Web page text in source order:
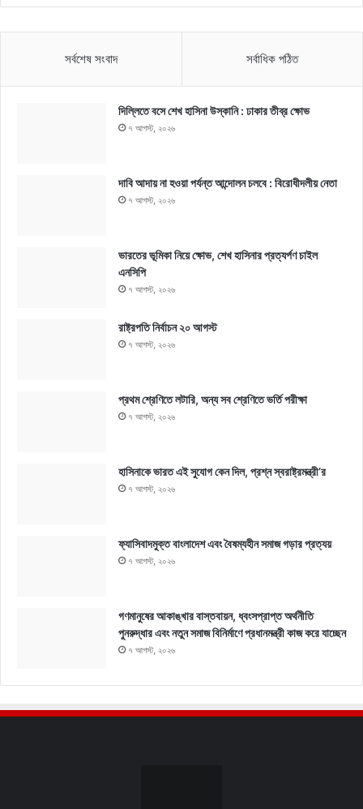
সর্বশেষ সংবাদ সর্বাধিক পঠিত
দিল্লিতে বসে শেখ হাসিনা উস্কানি : ঢাকার তীব্র ক্ষোভ
৭ আগস্ট, ২০২৬
দাবি আদায় না হওয়া পর্যন্ত আন্দোলন চলবে : বিরোধীদলীয় নেতা
৭ আগস্ট, ২০২৬
ভারতের ভূমিকা নিয়ে ক্ষোভ, শেখ হাসিনার প্রত্যর্পণ চাইল
এনসিপি
৭ আগস্ট, ২০২৬
রাষ্ট্রপতি নির্বাচন ২০ আগস্ট
৭ আগস্ট, ২০২৬
প্রথম শ্রেণিতে লটারি, অন্য সব শ্রেণিতে ভর্তি পরীক্ষা
৭ আগস্ট, ২০২৬
হাসিনাকে ভারত এই সুযোগ কেন দিল, প্রশ্ন স্বরাষ্ট্রমন্ত্রী’র
৭ আগস্ট, ২০২৬
ফ্যাসিবাদমুক্ত বাংলাদেশ এবং বৈষম্যহীন সমাজ গড়ার প্রত্যয়
৭ আগস্ট, ২০২৬
গণমানুষের আকাঙ্খার বাস্তবায়ন, ধ্বংসপ্রাপ্ত অর্থনীতি
পুনরুদ্ধার এবং নতুন সমাজ বিনির্মাণে প্রধানমন্ত্রী কাজ করে যাচ্ছেন
৭ আগস্ট, ২০২৬